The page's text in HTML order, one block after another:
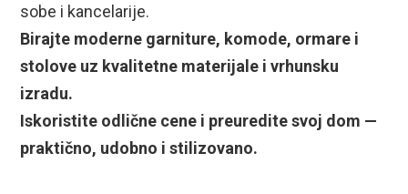
sobe i kancelarije.
Birajte moderne garniture, komode, ormare i
stolove uz kvalitetne materijale i vrhunsku
izradu.
Iskoristite odlične cene i preuredite svoj dom —
praktično, udobno i stilizovano.